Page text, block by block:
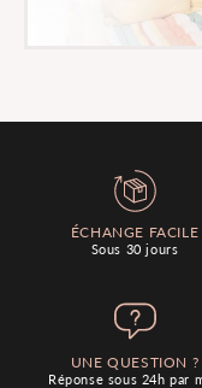
ÉCHANGE FACILE
Sous 30 jours
UNE QUESTION ?
Réponse sous 24h par